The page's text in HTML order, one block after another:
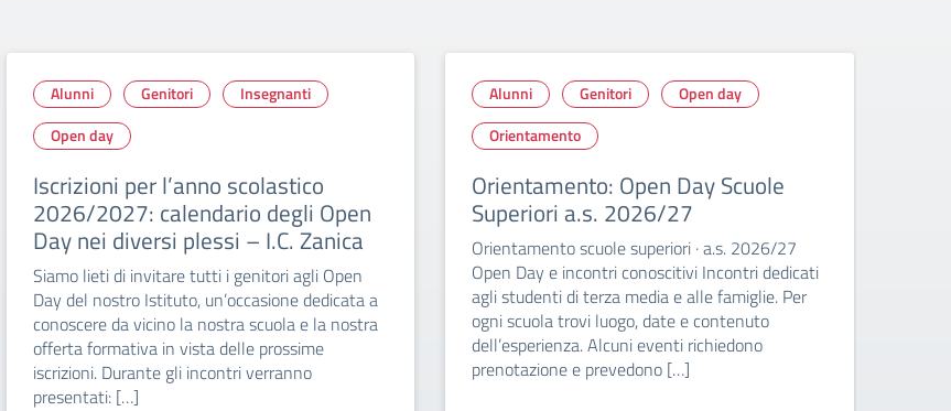
Alunni Genitori
Insegnanti
Open day
Iscrizioni per l’anno scolastico
2026/2027: calendario degli Open
Day nei diversi plessi – I.C. Zanica
Siamo lieti di invitare tutti i genitori agli Open
Day del nostro Istituto, un’occasione dedicata a
conoscere da vicino la nostra scuola e la nostra
offerta formativa in vista delle prossime
iscrizioni. Durante gli incontri verranno
presentati: […]
Alunni Genitori
Open day
Orientamento
Orientamento: Open Day Scuole
Superiori a.s. 2026/27
Orientamento scuole superiori · a.s. 2026/27
Open Day e incontri conoscitivi Incontri dedicati
agli studenti di terza media e alle famiglie. Per
ogni scuola trovi luogo, date e contenuto
dell’esperienza. Alcuni eventi richiedono
prenotazione e prevedono […]